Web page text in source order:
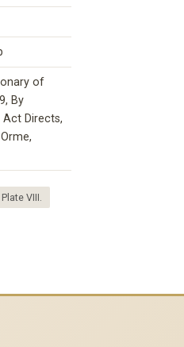
of
By
Act Directs,
VIII.